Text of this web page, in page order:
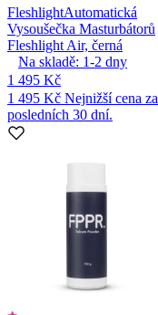
FleshlightAutomatická
Vysoušečka Masturbátorů
Fleshlight Air, černá
Na skladě: 1-2 dny
1 495 Kč
1 495 Kč Nejnižší cena za
posledních 30 dní.